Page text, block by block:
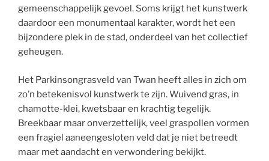
gemeenschappelijk gevoel. Soms krijgt het kunstwerk
daardoor een monumentaal karakter, wordt het een
bijzondere plek in de stad, onderdeel van het collectief
geheugen.
Het Parkinsongrasveld van Twan heeft alles in zich om
zo’n betekenisvol kunstwerk te zijn. Wuivend gras, in
chamotte-klei, kwetsbaar en krachtig tegelijk.
Breekbaar maar onverzettelijk, veel graspollen vormen
een fragiel aaneengesloten veld dat je niet betreedt
maar met aandacht en verwondering bekijkt.